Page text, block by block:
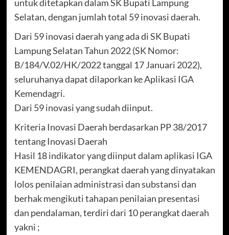
untuk ditetapkan dalam SK Bupati Lampung
Selatan, dengan jumlah total 59 inovasi daerah.
Dari 59 inovasi daerah yang ada di SK Bupati
Lampung Selatan Tahun 2022 (SK Nomor:
B/184/V.02/HK/2022 tanggal 17 Januari 2022),
seluruhanya dapat dilaporkan ke Aplikasi IGA
Kemendagri.
Dari 59 inovasi yang sudah diinput.
Kriteria Inovasi Daerah berdasarkan PP 38/2017
tentang Inovasi Daerah
Hasil 18 indikator yang diinput dalam aplikasi IGA
KEMENDAGRI, perangkat daerah yang dinyatakan
lolos penilaian administrasi dan substansi dan
berhak mengikuti tahapan penilaian presentasi
dan pendalaman, terdiri dari 10 perangkat daerah
yakni ;